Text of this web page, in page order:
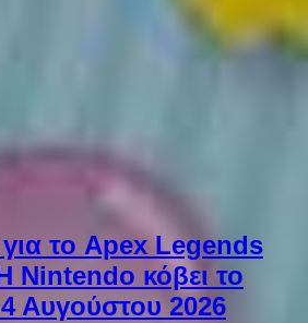
το Apex Legends
Nintendo κόβει το
Αυγούστου 2026